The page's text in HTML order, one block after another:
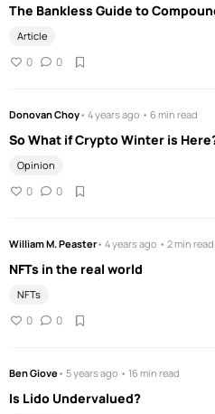
The Bankless Guide to
Article
0 0
Donovan Choy• 4 years ago • 6 min read
So What if Crypto Winter is
Opinion
0 0
William M. Peaster• 4 years ago • 2 min read
NFTs in the real world
NFTs
0 0
Ben Giove• 5 years ago • 16 min read
Is Lido Undervalued?